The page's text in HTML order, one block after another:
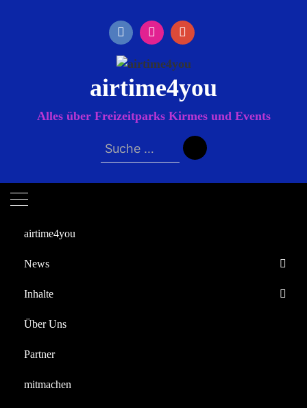
airtime4you
Alles über Freizeitparks Kirmes und Events
Suche
nach:
airtime4you
News
Europa-Park
Inhalte
Reportagen
Über Uns
Partner
mitmachen
Startseite
Heiratsvermittler